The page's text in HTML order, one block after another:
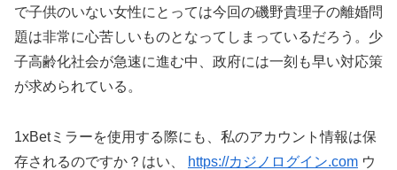
で子供のいない女性にとっては今回の磯野貴理子の離婚問
題は非常に心苦しいものとなってしまっているだろう。少
子高齢化社会が急速に進む中、政府には一刻も早い対応策
が求められている。
1xBetミラーを使用する際にも、私のアカウント情報は保
存されるのですか？はい、
https://カジノログイン.com ウ